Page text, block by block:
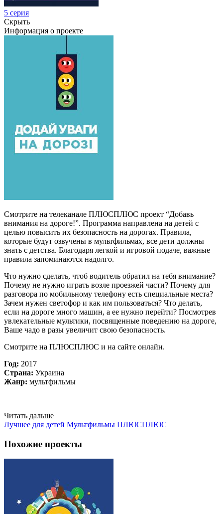
5 серия
Скрыть
Информация о проекте
Смотрите на телеканале ПЛЮСПЛЮС проект “Добавь
внимания на дороге!”. Программа направлена на детей с
целью повысить их безопасность на дорогах. Правила,
которые будут озвучены в мультфильмах, все дети должны
знать с детства. Благодаря легкой и игровой подаче, важные
правила запоминаются надолго.
Что нужно сделать, чтоб водитель обратил на тебя внимание?
Почему не нужно играть возле проезжей части? Почему для
разговора по мобильному телефону есть специальные места?
Зачем нужен светофор и как им пользоваться? Что делать,
если на дороге много машин, а ее нужно перейти? Посмотрев
увлекательные мультики, посвященные поведению на дороге,
Ваше чадо в разы увеличит свою безопасность.
Смотрите на ПЛЮСПЛЮС и на сайте онлайн.
Год: 2017
Страна: Украина
Жанр: мультфильмы
Читать дальше
Лучшее для детей Мультфильмы ПЛЮСПЛЮС
Похожие проекты